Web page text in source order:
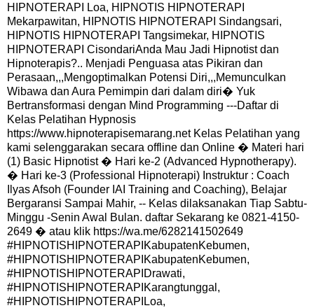
HIPNOTERAPI Loa, HIPNOTIS HIPNOTERAPI
Mekarpawitan, HIPNOTIS HIPNOTERAPI Sindangsari,
HIPNOTIS HIPNOTERAPI Tangsimekar, HIPNOTIS
HIPNOTERAPI CisondariAnda Mau Jadi Hipnotist dan
Hipnoterapis?.. Menjadi Penguasa atas Pikiran dan
Perasaan,,,Mengoptimalkan Potensi Diri,,,Memunculkan
Wibawa dan Aura Pemimpin dari dalam diri� Yuk
Bertransformasi dengan Mind Programming ---Daftar di
Kelas Pelatihan Hypnosis
https://www.hipnoterapisemarang.net Kelas Pelatihan yang
kami selenggarakan secara offline dan Online � Materi hari
(1) Basic Hipnotist � Hari ke-2 (Advanced Hypnotherapy).
� Hari ke-3 (Professional Hipnoterapi) Instruktur : Coach
Ilyas Afsoh (Founder IAI Training and Coaching), Belajar
Bergaransi Sampai Mahir, -- Kelas dilaksanakan Tiap Sabtu-
Minggu -Senin Awal Bulan. daftar Sekarang ke 0821-4150-
2649 � atau klik https://wa.me/6282141502649
#HIPNOTISHIPNOTERAPIKabupatenKebumen,
#HIPNOTISHIPNOTERAPIKabupatenKebumen,
#HIPNOTISHIPNOTERAPIDrawati,
#HIPNOTISHIPNOTERAPIKarangtunggal,
#HIPNOTISHIPNOTERAPILoa,